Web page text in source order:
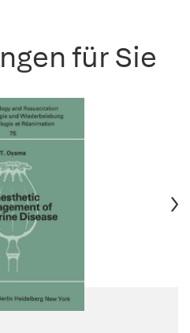
für Sie